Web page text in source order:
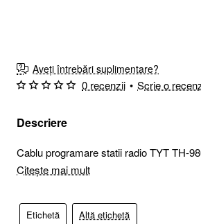
Aveți întrebări suplimentare?
Descriere
Cablu programare statii radio TYT TH-
Citește mai mult
Etichetă Altă etichetă
0 recenzii • Scrie o